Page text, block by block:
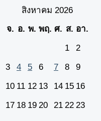
สิงหาคม 2026
จ. อ. พ. พฤ. ศ. ส. อา.
1
2
3
4 5 6 7 8
9
10 11 12 13 14 15 16
17 18 19 20 21 22 23